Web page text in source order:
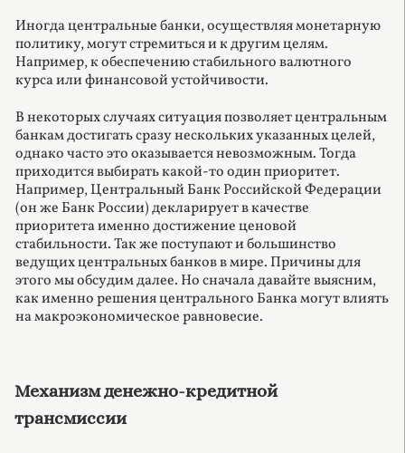
Иногда центральные банки, осуществляя монетарную
политику, могут стремиться и к другим целям.
Например, к обеспечению стабильного валютного
курса или финансовой устойчивости.
В некоторых случаях ситуация позволяет центральным
банкам достигать сразу нескольких указанных целей,
однако часто это оказывается невозможным. Тогда
приходится выбирать какой-то один приоритет.
Например, Центральный Банк Российской Федерации
(он же Банк России) декларирует в качестве
приоритета именно достижение ценовой
стабильности. Так же поступают и большинство
ведущих центральных банков в мире. Причины для
этого мы обсудим далее. Но сначала давайте выясним,
как именно решения центрального Банка могут влиять
на макроэкономическое равновесие.
Механизм денежно-кредитной
трансмиссии